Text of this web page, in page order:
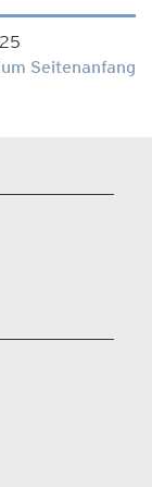
Seitenanfang